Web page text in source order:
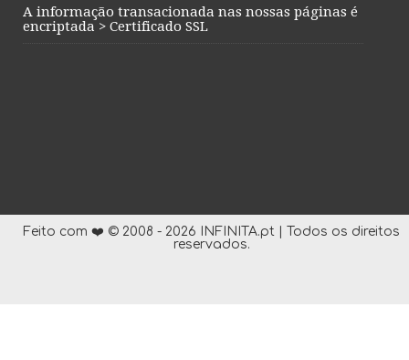
A informação transacionada nas nossas páginas é
encriptada > Certificado SSL
Feito com ❤️ © 2008 - 2026 INFINITA.pt | Todos os direitos
reservados.